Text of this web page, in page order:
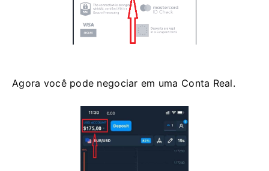
Agora você pode negociar em uma Conta Real.